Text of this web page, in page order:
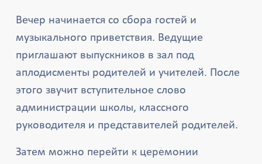
Вечер начинается со сбора гостей и
музыкального приветствия. Ведущие
приглашают выпускников в зал под
аплодисменты родителей и учителей. После
этого звучит вступительное слово
администрации школы, классного
руководителя и представителей родителей.
Затем можно перейти к церемонии